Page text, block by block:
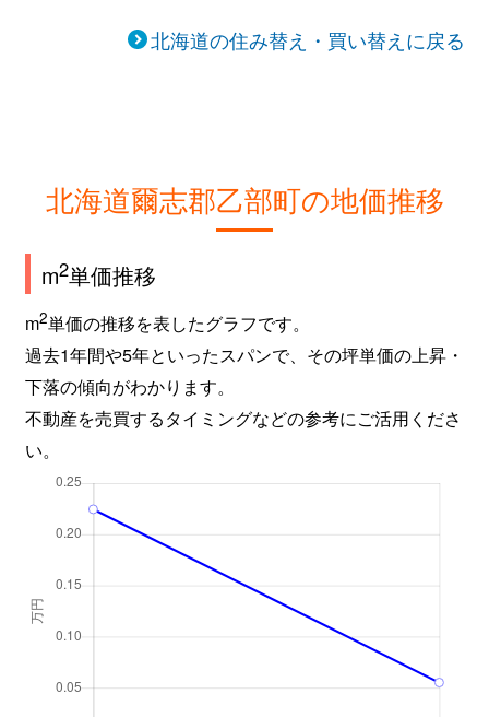
北海道の住み替え・買い替えに戻る
北海道爾志郡乙部町の地価推移
m2単価推移
m2単価の推移を表したグラフです。
過去1年間や5年といったスパンで、その坪単価の上昇・
下落の傾向がわかります。
不動産を売買するタイミングなどの参考にご活用くださ
い。